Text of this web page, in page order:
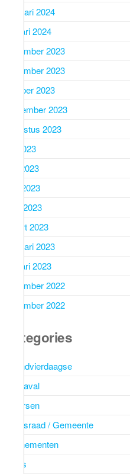
februari 2024
januari 2024
december 2023
november 2023
oktober 2023
september 2023
augustus 2023
juli 2023
juni 2023
mei 2023
april 2023
maart 2023
februari 2023
januari 2023
december 2022
november 2022
Categories
Avondvierdaagse
Carnaval
Diversen
Dorpsraad / Gemeente
Evenementen
Fotos